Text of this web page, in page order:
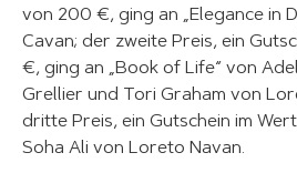
von 200 €, ging an „Elegance in
Cavan; der zweite Preis, ein
€, ging an „Book of Life“ von
Grellier und Tori Graham von
dritte Preis, ein Gutschein im
Soha Ali von Loreto Navan.